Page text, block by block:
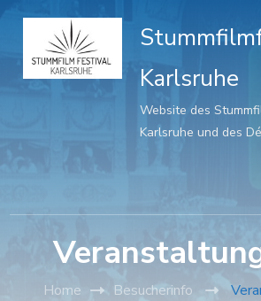
Karlsruhe
Website des
Karlsruhe und des
Home Besucherinfo